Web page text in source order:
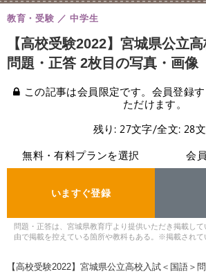
【高校受験2022】宮城県公立
問題・正答 2枚目の写真・画像
教育・受験 中学生
この記事は会員限定です。会員登録
ただけます。
残り: 27文字/全文: 28
無料・有料プランを選択
いますぐ登録
会
問題・正答は、宮城県教育庁より提供いただき掲載し
由で掲載を控えている箇所や教科もある。※掲載されて
【高校受験2022】宮城県公立高校入試＜国語＞